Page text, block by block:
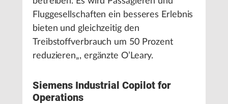
Fluggesellschaften ein besseres Erlebnis
bieten und gleichzeitig den
Treibstoffverbrauch um 50 Prozent
reduzieren„, ergänzte O’Leary.
Siemens Industrial Copilot for
Operations